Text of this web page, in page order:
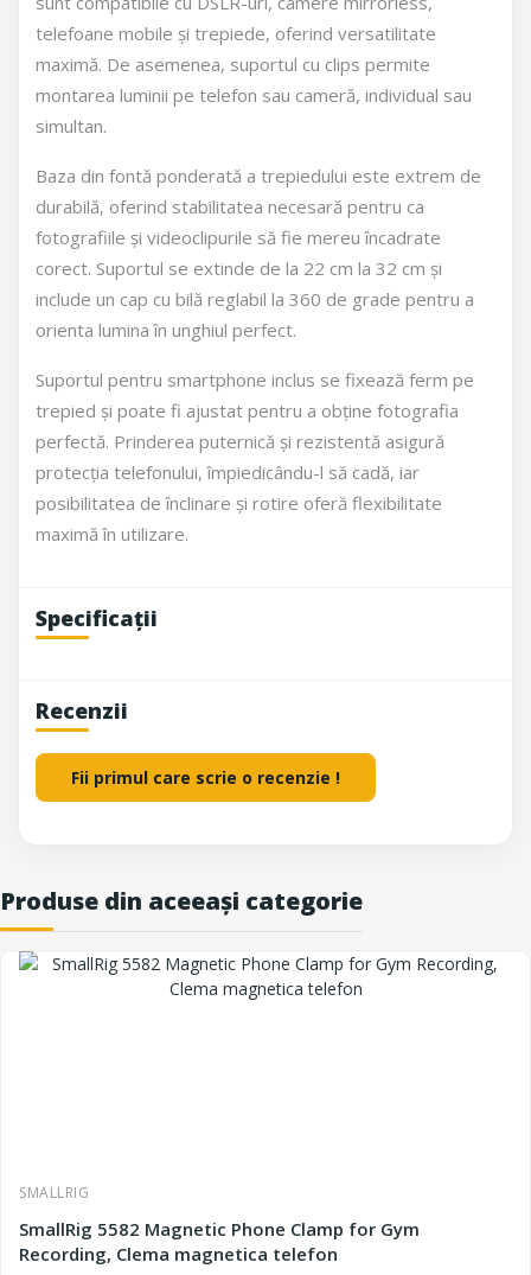
telefoane mobile și trepiede, oferind versatilitate
maximă. De asemenea, suportul cu clips permite
montarea luminii pe telefon sau cameră, individual sau
simultan.
Baza din fontă ponderată a trepiedului este extrem de
durabilă, oferind stabilitatea necesară pentru ca
fotografiile și videoclipurile să fie mereu încadrate
corect. Suportul se extinde de la 22 cm la 32 cm și
include un cap cu bilă reglabil la 360 de grade pentru a
orienta lumina în unghiul perfect.
Suportul pentru smartphone inclus se fixează ferm pe
trepied și poate fi ajustat pentru a obține fotografia
perfectă. Prinderea puternică și rezistentă asigură
protecția telefonului, împiedicându-l să cadă, iar
posibilitatea de înclinare și rotire oferă flexibilitate
maximă în utilizare.
Specificații
Recenzii
Fii primul care scrie o recenzie !
Produse din aceeași categorie
SMALLRIG
SmallRig 5582 Magnetic Phone Clamp for Gym
Recording, Clema magnetica telefon